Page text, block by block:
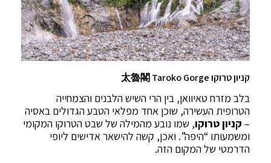
קניון טרוקו 太魯閣 Taroko Gorge
בלב מזרח טאיוואן, בין הרי השיש הלבנים והצמחייה
הטרופית העשירה, שוכן אחד מפלאי הטבע הגדולים באסיה
– קניון טרוקו, שמו נובע מהמילה של שבט הטרוקו המקומי
ומשמעותו “היפה”. ואכן, קשה להישאר אדישים ליופי
הדרמטי של המקום הזה.